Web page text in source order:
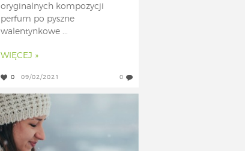
oryginalnych kompozycji
perfum po pyszne
walentynkowe ...
WIĘCEJ »
0 09/02/2021 0